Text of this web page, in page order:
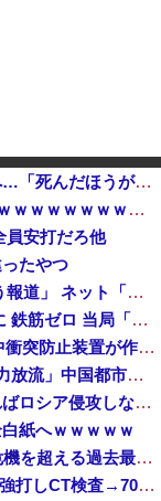
【九州名物】鶏刺し食べた医師、全身麻痺へ…「死んだほうが良かったと思っていた」
【画像】ロピアのパワー全開おにぎり444円ｗｗｗｗｗｗｗｗｗｗｗｗ
員安打だろ他
たやつ
【速報】 蓮舫「蓮舫だから叩いて良いという報道」 ネット「高市だから叩いて良いをやってるのがお前だろ」
【悲報】 中国、橋の欄干が強風一発で粉々に 鉄筋ゼロ 当局「接着剤でくっつけただけ」「正常で、品質問題はない」
ANA機と国交省飛行検査機が異常接近 空中衝突防止装置が作動も“ニアミス認定せず” 国交省判断
中国「大洪水！」三峡ダム「9門開放！（全力放流」中国都市「三峡沿線の道路水没」中国政府「高速道路封鎖！」中国ダム「緊急放流に合わせて開門（土砂崩れ発生」→
石破茂前総理「ウクライナが核放棄しなければロシア侵攻しなかった」！
紙へｗｗｗｗｗ
【韓国株】 7月のKOSPI 28.9％下落…通貨危機を超える過去最大の下げ幅
【速報】 中2男子、野球部の練習中に頭部を強打しCT検査→70代医師「問題ないです」→中学生死亡「他人のCT画像みてました」